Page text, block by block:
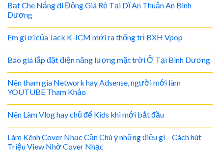
Bạt Che Nắng di Động Giá Rẻ Tại Dĩ An Thuận An Bình
Dương
Em gì ơi’của Jack K-ICM mới ra thống trị BXH Vpop
Báo giá lắp đặt điện năng lượng mặt trời Ở Tại Bình Dương
Nên tham gia Network hay Adsense, người mới làm
YOUTUBE Tham Khảo
Nên Làm Vlog hay chủ để Kids khi mới bắt đầu
Làm Kênh Cover Nhạc Cần Chú ý những điều gì – Cách hút
Triệu View Nhờ Cover Nhạc